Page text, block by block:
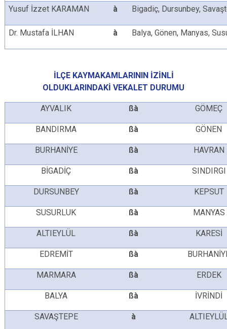
Yusuf İzzet KARAMAN à Bigadiç, Dursunbey,
Dr. Mustafa İLHAN à Balya, Gönen, Manyas,
İLÇE KAYMAKAMLARININ İZİNLİ
OLDUKLARINDAKİ VEKALET DURUMU
AYVALIK ßà GÖMEÇ
BANDIRMA ßà GÖNEN
BURHANİYE ßà HAVRAN
BİGADİÇ ßà SINDIRGI
DURSUNBEY ßà KEPSUT
SUSURLUK ßà MANYAS
ALTIEYLÜL ßà KARESİ
EDREMİT ßà
MARMARA ßà ERDEK
BALYA ßà İVRİNDİ
SAVAŞTEPE à